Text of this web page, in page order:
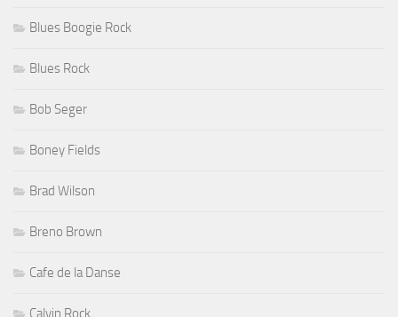
Blues Boogie Rock
Blues Rock
Bob Seger
Boney Fields
Brad Wilson
Breno Brown
Cafe de la Danse
Calvin Rock